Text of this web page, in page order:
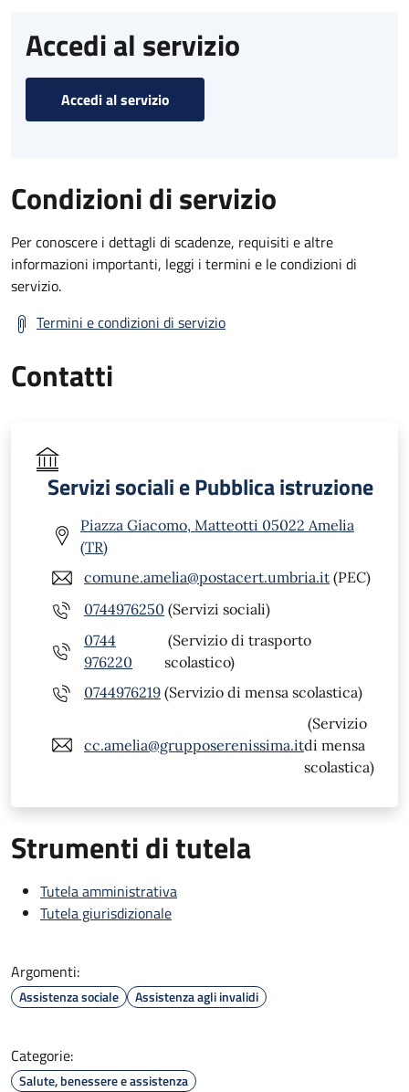
Accedi al servizio
Accedi al servizio
Condizioni di servizio
Per conoscere i dettagli di scadenze, requisiti e altre
informazioni importanti, leggi i termini e le condizioni di
servizio.
Termini e condizioni di servizio
Contatti
Servizi sociali e Pubblica istruzione
Piazza Giacomo, Matteotti 05022 Amelia
(TR)
comune.amelia@postacert.umbria.it (PEC)
0744976250 (Servizi sociali)
0744
976220
(Servizio di trasporto
scolastico)
0744976219 (Servizio di mensa scolastica)
cc.amelia@grupposerenissima.it
(Servizio
di mensa
scolastica)
Strumenti di tutela
Tutela amministrativa
Tutela giurisdizionale
Argomenti:
Assistenza sociale Assistenza agli invalidi
Categorie:
Salute, benessere e assistenza